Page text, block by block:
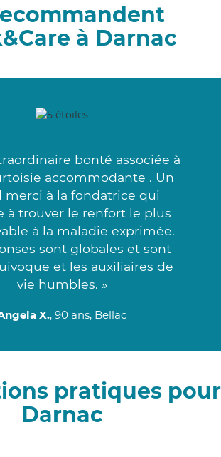
à Darnac
bonté associée à
accommodante . Un
merci à la fondatrice qui
à trouver le renfort le plus
à la maladie exprimée.
sont globales et sont
et les auxiliaires de
vie humbles. »
X., 90 ans, Bellac
pratiques pour
Darnac